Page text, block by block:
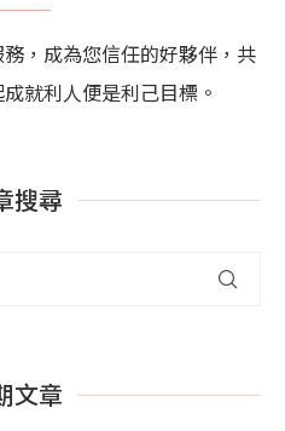
，成為您信任的好夥伴，共
就利人便是利己目標。
搜尋
文章